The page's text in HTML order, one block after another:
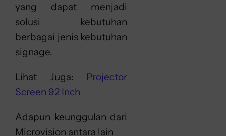
yang dapat menjadi
solusi kebutuhan
berbagai jenis kebutuhan
signage.
Lihat Juga: Projector
Screen 92 Inch
Adapun keunggulan dari
Microvision antara lain